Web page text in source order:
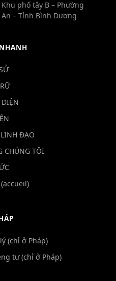
phố tây B – Phường
– Tỉnh Bình Dương
ĐẠO
CHÚNG TÔI
(chỉ ở Pháp)
tư (chỉ ở Pháp)